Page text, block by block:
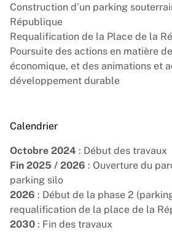
Construction d’un parking
République
Requalification de la Place de la
Poursuite des actions en matière
économique, et des animations et
développement durable
Calendrier
Octobre 2024 : Début des travaux
Fin 2025 / 2026 : Ouverture du
parking silo
2026 : Début de la phase 2
requalification de la place de la
2030 : Fin des travaux